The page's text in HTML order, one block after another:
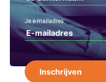
Je e-mailadres